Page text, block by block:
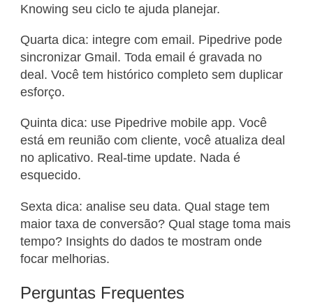
Knowing seu ciclo te ajuda planejar.
Quarta dica: integre com email. Pipedrive pode
sincronizar Gmail. Toda email é gravada no
deal. Você tem histórico completo sem duplicar
esforço.
Quinta dica: use Pipedrive mobile app. Você
está em reunião com cliente, você atualiza deal
no aplicativo. Real-time update. Nada é
esquecido.
Sexta dica: analise seu data. Qual stage tem
maior taxa de conversão? Qual stage toma mais
tempo? Insights do dados te mostram onde
focar melhorias.
Perguntas Frequentes